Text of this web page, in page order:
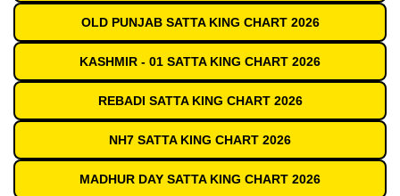
OLD PUNJAB SATTA KING CHART 2026
KASHMIR - 01 SATTA KING CHART 2026
REBADI SATTA KING CHART 2026
NH7 SATTA KING CHART 2026
MADHUR DAY SATTA KING CHART 2026